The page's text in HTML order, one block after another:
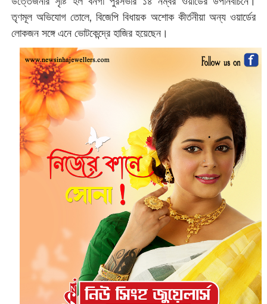
তৃণমূল অভিযোগ তোলে, বিজেপি বিধায়ক অশোক কীর্তনীয়া অন্য ওয়ার্ডের
লোকজন সঙ্গে এনে ভোটকেন্দ্রে হাজির হয়েছেন।